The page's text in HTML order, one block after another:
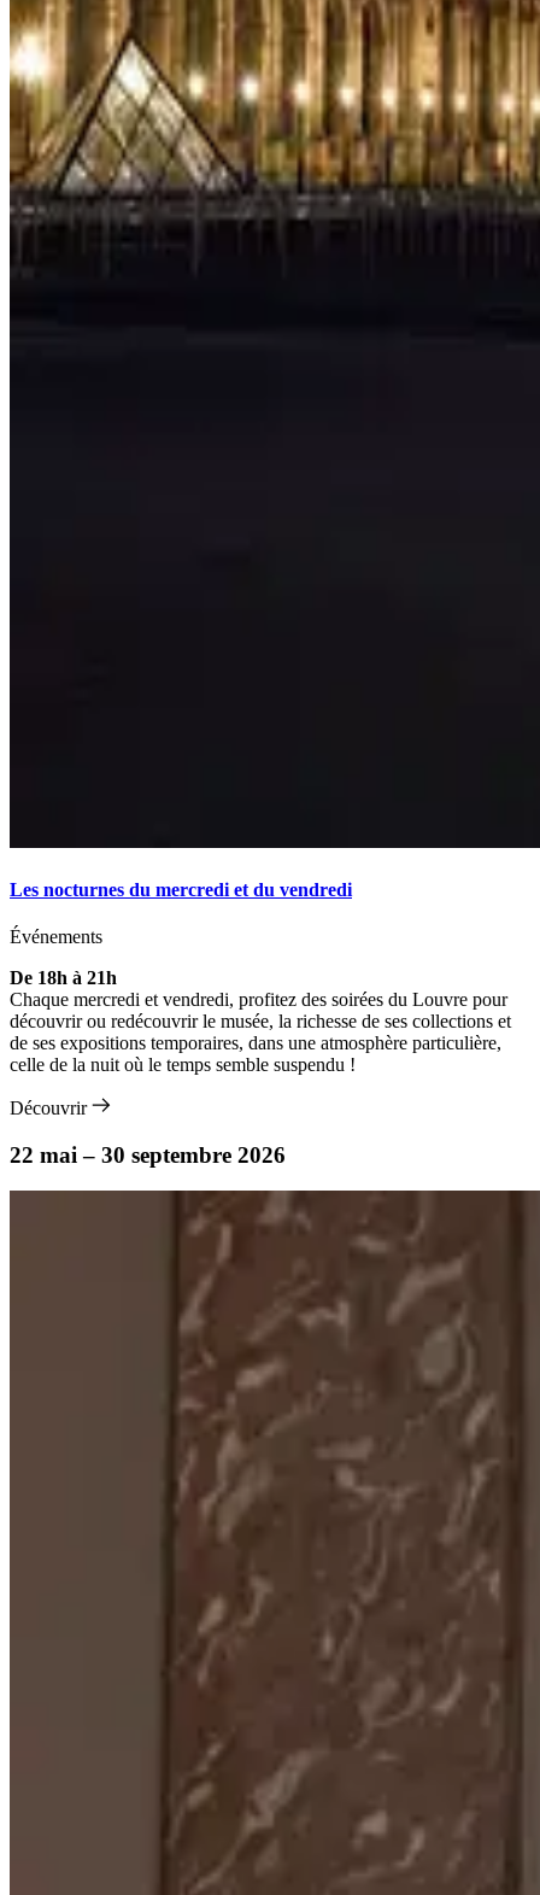
Les nocturnes du mercredi et du vendredi
Événements
De 18h à 21h
Chaque mercredi et vendredi, profitez des soirées du Louvre pour
découvrir ou redécouvrir le musée, la richesse de ses collections et
de ses expositions temporaires, dans une atmosphère particulière,
celle de la nuit où le temps semble suspendu !
Découvrir
22 mai – 30 septembre 2026